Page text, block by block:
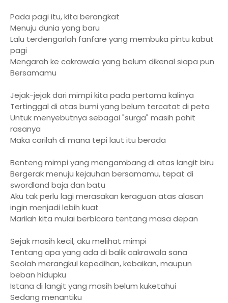
Pada pagi itu, kita berangkat
Menuju dunia yang baru
Lalu terdengarlah fanfare yang membuka pintu kabut
pagi
Mengarah ke cakrawala yang belum dikenal siapa pun
Bersamamu
Jejak-jejak dari mimpi kita pada pertama kalinya
Tertinggal di atas bumi yang belum tercatat di peta
Untuk menyebutnya sebagai "surga" masih pahit
rasanya
Maka carilah di mana tepi laut itu berada
Benteng mimpi yang mengambang di atas langit biru
Bergerak menuju kejauhan bersamamu, tepat di
swordland baja dan batu
Aku tak perlu lagi merasakan keraguan atas alasan
ingin menjadi lebih kuat
Marilah kita mulai berbicara tentang masa depan
Sejak masih kecil, aku melihat mimpi
Tentang apa yang ada di balik cakrawala sana
Seolah merangkul kepedihan, kebaikan, maupun
beban hidupku
Istana di langit yang masih belum kuketahui
Sedang menantiku